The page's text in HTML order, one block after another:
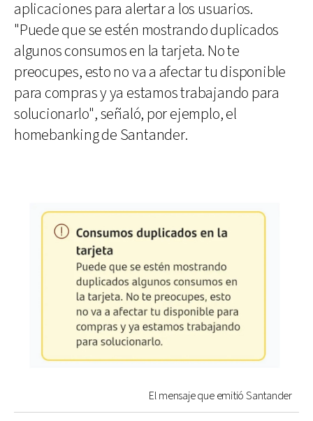
aplicaciones para alertar a los usuarios.
"Puede que se estén mostrando duplicados
algunos consumos en la tarjeta. No te
preocupes, esto no va a afectar tu disponible
para compras y ya estamos trabajando para
solucionarlo", señaló, por ejemplo, el
homebanking de Santander.
El mensaje que emitió Santander